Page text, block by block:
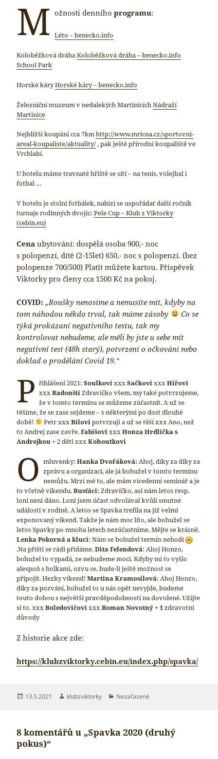
M ožnosti denního programu:
Léto – benecko.info
Koloběžková dráhaKoloběžková dráha – benecko.info
School Park
Horské káryHorské káry – benecko.info
Železniční muzeum v nedalekých MartinicíchNádraží
Martinice
Nejbližší koupání cca 7kmhttp://www.mricna.cz/sportovni-
areal-koupaliste/aktuality/, pak ještě přírodní koupaliště ve
Vrchlabí.
U hotelu máme travnaté hřiště se sítí – na tenis, volejbal i
fotbal …
V hotelu je stolní fotbálek, nabízí se uspořádat další ročník
turnaje rodinných dvojic:Pele Cup – Klub z Viktorky
(cebin.eu)
Cenaubytování: dospělá osoba 900,- noc
s polopenzí, dítě (2-15let) 650,- noc s polopenzí. (bez
polopenze 700/500) Platit můžete kartou. Příspěvek
Viktorky pro členy cca 1500 Kč na pokoj.
COVID:„Roušky nenosíme a nemusíte mít, kdyby na
tom náhodou někdo trval, tak máme zásoby
Co se
týká prokázaní negativního testu, tak my
kontrolovat nebudeme, ale měli by jste u sebe mít
negativní test (48h starý), potvrzení o očkování nebo
doklad o prodělání Covid 19.“
P řihlášení 2021: SoulkovixxxSačkovixxxHířovi
xxxRadonštíZdravíčko všem, my také potvrzujeme,
že v tomto termínu se můžeme zúčastnit. A už se
těšíme, že se zase sejdeme – s některými po dost dlouhé
době!
Petr xxxBilovipotvrzují a už se těší xxx Ano, než
to Andrej zase zavře.FabišovixxxHonza Hrdlička s
Andrejkou+ 2 děti xxxKohoutkovi
O mluvenky: Hanka Dvořáková: Ahoj, díky za díky za
zprávu a organizaci, ale já bohužel v tomto termínu
nemůžu. Mrzí mě to, ale mám vícedenní seminář a je
to včetně víkendu.Busťáci:Zdravíčko, asi nám letos resp.
loni není dáno. Loni jsem účast odvolával kvůli smutné
události v rodině. A letos se Spavka trefila na již velmi
exponovaný víkend. Takže je nám moc líto, ale bohužel se
letos Spavky po mnoha letech nezúčastníme. Mějte se krásně.
Lenka Pokorná a kluci: Nám se bohužel termín nehodí
.Na příští se rádi přidáme.Dita Felendová: Ahoj Honzo,
bohužel to vypadá, ze nebudeme moci. Kdyby mi to vyšlo
alespoň s holkami, ozvu se, bude-li ještě možnost se
připojit. Hezky víkend!Martina Kramosilová: Ahoj Honzo,
díky za pozvání, bohužel to u nás opět nevyjde, budeme
touto dobou s největší pravděpodobností na dovolené. Užijte
si to. xxxBoledovičovi xxxRoman Novotný + 1 zdravotní
důvody
Z historie akce zde:
https://klubzviktorky.cebin.eu/index.php/spavka/
Publikováno:
13.5.2021 Autor:
klubzviktorky Rubriky:
Nezařazené
8 komentářů u „Spavka 2020 (druhý
pokus)“